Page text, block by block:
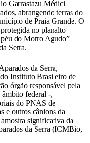
Garrastazu Médici
abrangendo terras do
de Praia Grande. O
no planalto
do Morro Agudo”
Serra.
da Serra,
Instituto Brasileiro de
órgão responsável pela
âmbito federal -,
do PNAS de
e outros cânions da
significativa da
da Serra (ICMBio,